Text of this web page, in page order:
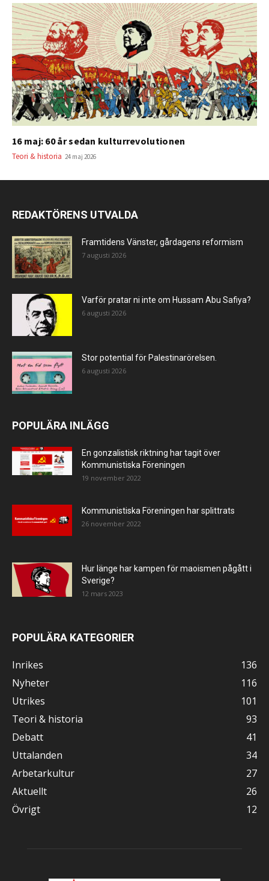
16 maj: 60 år sedan kulturrevolutionen
Teori & historia 24 maj 2026
REDAKTÖRENS UTVALDA
Framtidens Vänster, gårdagens reformism
7 augusti 2026
Varför pratar ni inte om Hussam Abu Safiya?
6 augusti 2026
Stor potential för Palestinarörelsen.
6 augusti 2026
POPULÄRA INLÄGG
En gonzalistisk riktning har tagit över
Kommunistiska Föreningen
19 november 2022
Kommunistiska Föreningen har splittrats
26 november 2022
Hur länge har kampen för maoismen pågått i
Sverige?
12 mars 2023
POPULÄRA KATEGORIER
Inrikes
136
Nyheter
116
Utrikes
101
Teori & historia
93
Debatt
41
Uttalanden
34
Arbetarkultur
27
Aktuellt
26
Övrigt
12